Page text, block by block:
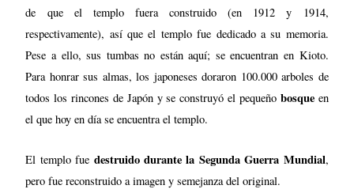
de que el templo fuera construido (en 1912 y 1914,
respectivamente), así que el templo fue dedicado a su memoria.
Pese a ello, sus tumbas no están aquí; se encuentran en Kioto.
Para honrar sus almas, los japoneses doraron 100.000 arboles de
todos los rincones de Japón y se construyó el pequeño bosqueen
el que hoy en día se encuentra el templo.
El templo fue destruido durante la Segunda Guerra Mundial,
pero fue reconstruido a imagen y semejanza del original.